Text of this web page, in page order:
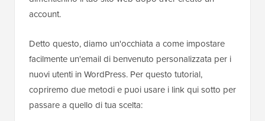
account.
Detto questo, diamo un'occhiata a come impostare
facilmente un'email di benvenuto personalizzata per i
nuovi utenti in WordPress. Per questo tutorial,
copriremo due metodi e puoi usare i link qui sotto per
passare a quello di tua scelta: